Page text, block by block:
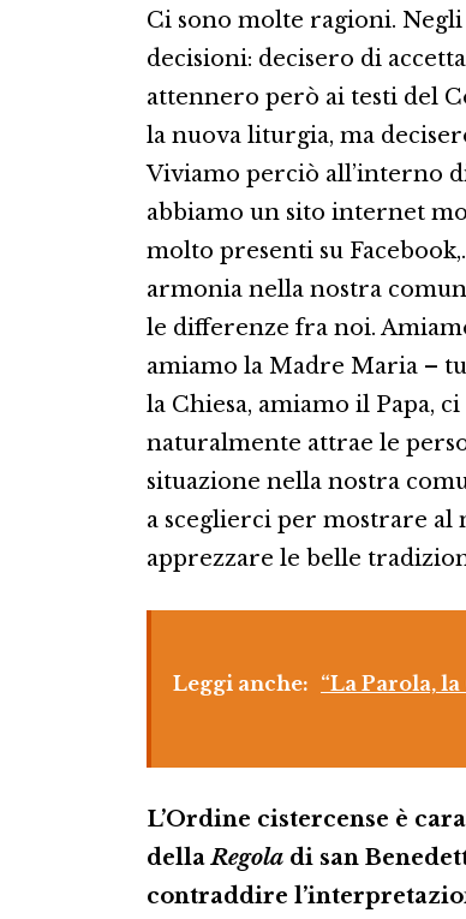
Ci sono molte ragioni.
decisioni: decisero di
attennero però ai testi del
la nuova liturgia, ma
Viviamo perciò all’interno
abbiamo un sito internet
molto presenti su
armonia nella nostra
le differenze fra noi.
amiamo la Madre Maria –
la Chiesa, amiamo il Papa,
naturalmente attrae le
situazione nella nostra
a sceglierci per mostrare al
apprezzare le belle
Leggi anche: “La Parola,
L’Ordine cistercense è
dellaRegola di san
contraddire